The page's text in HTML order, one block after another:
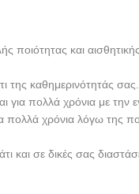
ποιότητας και
της καθημερινότητάς σας.
για πολλά χρόνια με την
πολλά χρόνια λόγω της
και σε δικές σας